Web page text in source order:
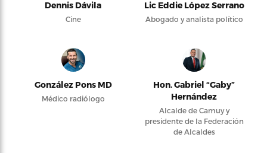
Dennis Dávila
Cine
Lic Eddie López Serrano
Abogado y analista político
González Pons MD
Médico radiólogo
Hon. Gabriel “Gaby”
Hernández
Alcalde de Camuy y
presidente de la Federación
de Alcaldes